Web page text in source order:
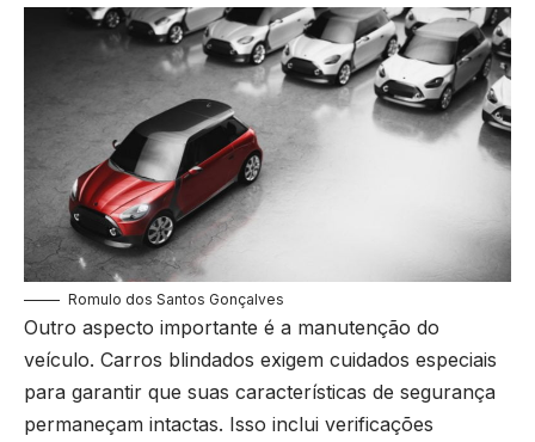
Romulo dos Santos Gonçalves
Outro aspecto importante é a manutenção do
veículo. Carros blindados exigem cuidados especiais
para garantir que suas características de segurança
permaneçam intactas. Isso inclui verificações